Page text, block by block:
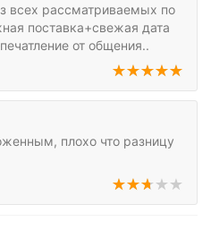
всех рассматриваемых по
поставка+свежая дата
от общения..
плохо что разницу